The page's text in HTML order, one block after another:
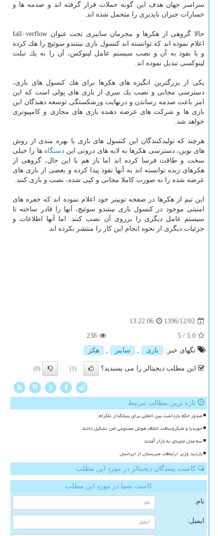
سراسر جهان هدف این گونه حملات قرار گرفته اند و صدمه ها و
خسارات جبران ناپذیری را متحمل شده اند.
حالا گروهی از هكرها و مجرمان سایبری تحت عنوان fail۰verflow
اعلام نموده اند كه توانسته اند كنسول بازی نینتندو سوئیچ را هك كرده
و با نفوذ به آن و نصب سیستم عامل لینوكس، آن را به یك تبلت
لینوكسی تبدیل نموده اند.
یكی از بزرگترین انگیزه های هكرها برای هك كنسول های بازی،
دسترسی مجانی و نصب یك سری از بازی های پولی است كه این
امر باعث صدمه رساندن و درنهایت ورشكستگی توسعه دهندگان این
بازی ها و شركت های عرضه دهنده بازی های مجازی و كامپیوتری
خواهد شد.
هرچند كه تولیدكنندگان این كنسول های بازی با بهره مندی از روش
های نوین، دسترسی هكرها به لایه های درونی ایندستگاه ها را خیلی
سخت و طاقت فرسا كرده اند اما باز هم با این حال، گروهی از
هكرهای زبده توانسته اند به آنها نفوذ پیدا كرده و بعضی از بازی های
عرضه شده را به صورت كاملا مجانی و كپی شده، نصب و بازی كنند.
این تیم از هكرها در صفحه توییتر خود اعلام نموده اند كه حفره های
امنیتی موجود در كنسول بازی نینتندو سوئیچ، آنها را قادر ساخته تا
سیستم عامل دیگری را برروی آن نصب كنند. اما آنها اطلاعات و
جزئیات دیگری از نحوه انجام این كار را منتشر نكرده اند.
1396/12/02
13:22:06
5.0
/
5
238
تگهای خبر:
بازی , سایبر , هكر
این مطلب دیجیتالر را می پسندید؟ (1)
(0)
X
تازه ترین مطالب مرتبط
صدور حکم بازداشت بین المللی برای بنیانگذار تلگرام
انویدیا و مایکروسافت ائتلاف هوش مصنوعی امن تشکیل دادند
سه مدل جمینای به بازار آمدند
بازدید وزیر ارتباطات صربستان از ایرانسل
کامنت بینندگان دیجیتالر در مورد این مطلب
کامنت شما در مورد این مطلب
نام:
ایمیل: